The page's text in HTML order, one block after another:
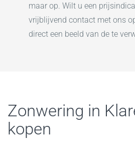
maar op. Wilt u een
vrijblijvend contact met ons
direct een beeld van de te
Zonwering in
kopen